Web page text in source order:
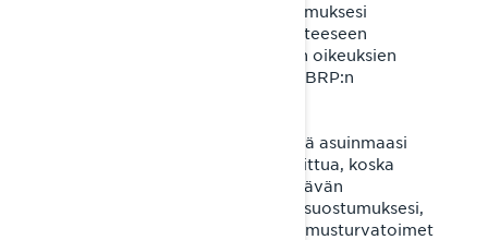
antamasta tai peruuttaa suostumuksesi
tarvittaessa. Ota yhteyttä osoitteeseen
näiden oikeuksien
käyttämiseksi. Katso lisätietoja BRP:n
Henkilötietojasi saatetaan siirtää asuinmaasi
ulkopuolelle. Tämä siirto on sallittua, koska
vastaanottava maa tarjoaa riittävän
tietosuojan tason, olet antanut suostumuksesi,
käytössä on asianmukaiset sopimusturvatoimet